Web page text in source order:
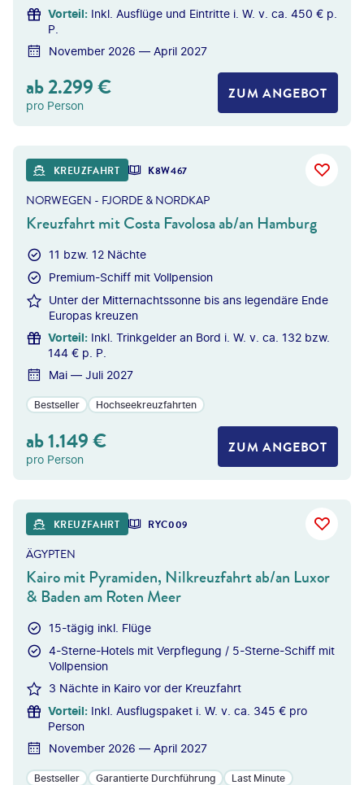
Vorteil: Inkl. Ausflüge und Eintritte i. W. v. ca. 450 € p.
P.
November 2026 — April 2027
ab2.299€
pro Person
ZUM ANGEBOT
KREUZFAHRT K8W467
NORWEGEN - FJORDE & NORDKAP
Kreuzfahrt mit Costa Favolosa ab/an Hamburg
11 bzw. 12 Nächte
Premium-Schiff mit Vollpension
Unter der Mitternachtssonne bis ans legendäre Ende
Europas kreuzen
Vorteil: Inkl. Trinkgelder an Bord i. W. v. ca. 132 bzw.
144 € p. P.
Mai — Juli 2027
Bestseller Hochseekreuzfahrten
ab1.149€
pro Person
ZUM ANGEBOT
KREUZFAHRT RYC009
ÄGYPTEN
Kairo mit Pyramiden, Nilkreuzfahrt ab/an Luxor
& Baden am Roten Meer
15-tägig inkl. Flüge
4-Sterne-Hotels mit Verpflegung / 5-Sterne-Schiff mit
Vollpension
3 Nächte in Kairo vor der Kreuzfahrt
Vorteil: Inkl. Ausflugspaket i. W. v. ca. 345 € pro
Person
November 2026 — April 2027
Bestseller Garantierte Durchführung Last Minute